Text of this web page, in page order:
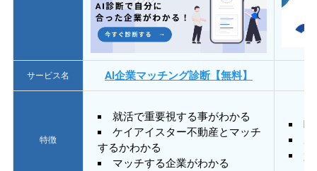
サービス名 AI企業マッチング診断【無料】
特徴
就活で重要視する事がわかる
ケイアイスター不動産とマッチ
するかわかる
マッチする企業がわかる
質